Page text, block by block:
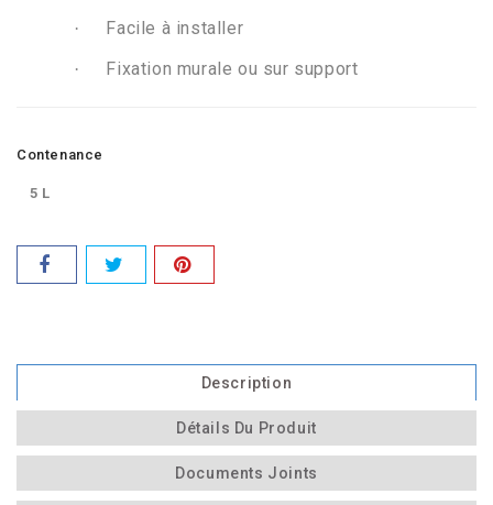
· Facile à installer
· Fixation murale ou sur support
Contenance
5 L
Description
Détails Du Produit
Documents Joints